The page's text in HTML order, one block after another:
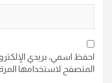
احفظ اسمي، بريدي
المتصفح لاستخدامها